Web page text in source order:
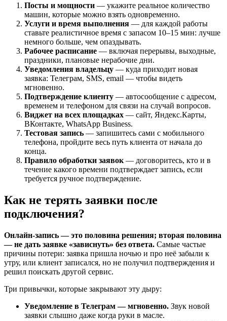
Посты и мощности — укажите реальное количество
машин, которые можно взять одновременно.
Услуги и время выполнения — для каждой работы
ставьте реалистичное время с запасом 10–15 мин: лучше
немного больше, чем опаздывать.
Рабочее расписание — включая перерывы, выходные,
праздники, плановые нерабочие дни.
Уведомления владельцу — куда приходит новая
заявка: Телеграм, SMS, email — чтобы видеть
мгновенно.
Подтверждение клиенту — автосообщение с адресом,
временем и телефоном для связи на случай вопросов.
Виджет на всех площадках — сайт, Яндекс.Карты,
ВКонтакте, WhatsApp Business.
Тестовая запись — запишитесь сами с мобильного
телефона, пройдите весь путь клиента от начала до
конца.
Правило обработки заявок — договоритесь, кто и в
течение какого времени подтверждает запись, если
требуется ручное подтверждение.
Как не терять заявки после
подключения?
Онлайн-запись — это половина решения; вторая половина
— не дать заявке «зависнуть» без ответа. Самые частые
причины потери: заявка пришла ночью и про неё забыли к
утру, или клиент записался, но не получил подтверждения и
решил поискать другой сервис.
Три привычки, которые закрывают эту дыру:
Уведомление в Телеграм — мгновенно. Звук новой
заявки слышно даже когда руки в масле.